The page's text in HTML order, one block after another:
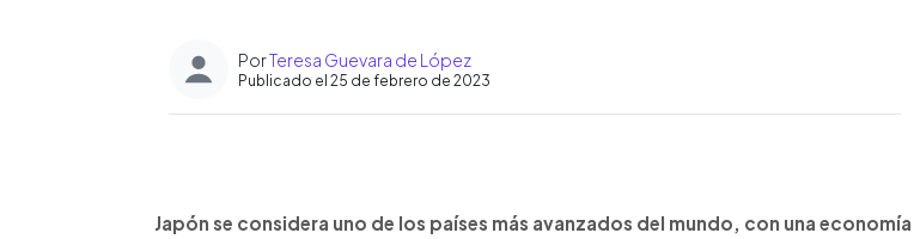
PorTeresa Guevara de López
Publicado el 25 de febrero de 2023
Escuchar artículo
Japón se considera uno de los países más avanzados del mundo, con una economía